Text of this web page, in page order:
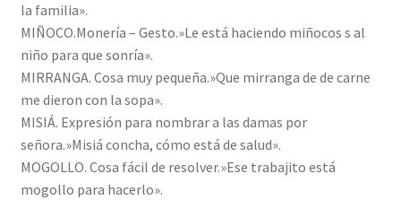
la familia».
MIÑOCO.Monería – Gesto.»Le está haciendo miñocos s al
niño para que sonría».
MIRRANGA. Cosa muy pequeña.»Que mirranga de de carne
me dieron con la sopa».
MISIÁ. Expresión para nombrar a las damas por
señora.»Misiá concha, cómo está de salud».
MOGOLLO. Cosa fácil de resolver.»Ese trabajito está
mogollo para hacerlo».